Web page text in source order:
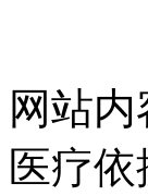
网站
医疗